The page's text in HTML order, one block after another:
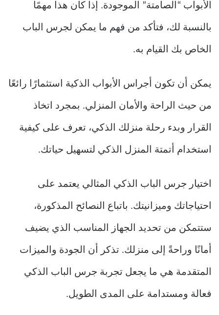
الأبواب “الصامتة” الموجودة. إذا كان هذا مهمًا
بالنسبة لك، فتأكد من فهم ما يمكن لجرس الباب
الخاص بك القيام به.
يمكن أن تكون أجراس الأبواب الذكية استثمارًا رائعًا
من حيث الراحة والأمان المنزلي. بمجرد اتخاذ
القرار وبدء رحلة منزلك الذكي، تعرف على كيفية
استخدام أتمتة المنزل الذكي لتسهيل حياتك.
اختيار جرس الباب الذكي المثالي يعتمد على
احتياجاتك وميزانيتك. باتباع النصائح المذكورة،
ستتمكن من تحديد الجهاز المناسب الذي يضيف
أمانًا وراحةً إلى منزلك. تذكر أن الجودة والميزات
المتقدمة هي ما يجعل تجربة جرس الباب الذكي
فعالة ومستدامة على المدى الطويل.